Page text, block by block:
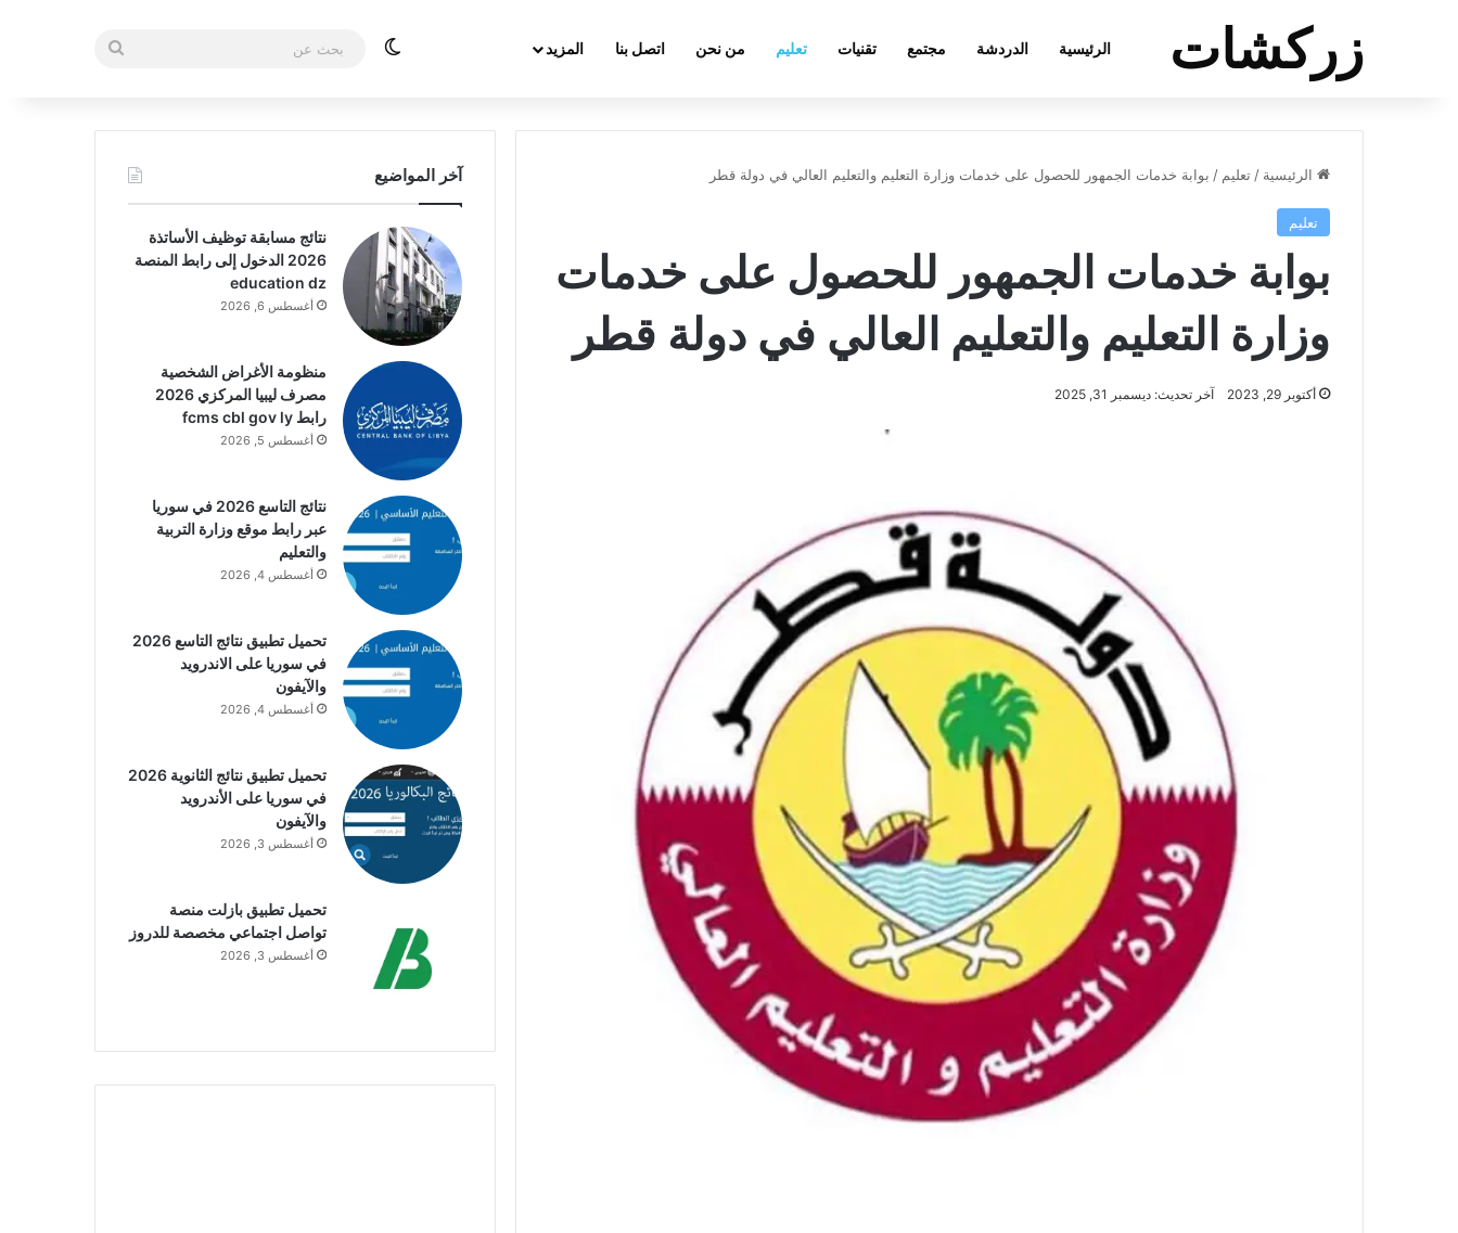
زركشات الرئيسية الدردشة مجتمع تقنيات تعليم من نحن اتصل بنا المزيد الوضع المظلم
بحث
الرئيسية / تعليم / بوابة خدمات الجمهور للحصول على خدمات وزارة التعليم والتعليم العالي في دولة قطر
تعليم
بوابة خدمات الجمهور للحصول على خدمات
وزارة التعليم والتعليم العالي في دولة قطر
أكتوبر 29, 2023 آخر تحديث: ديسمبر 31, 2025
آخر المواضيع
نتائج مسابقة توظيف الأساتذة
2026 الدخول إلى رابط المنصة
education dz
أغسطس 6, 2026
منظومة الأغراض الشخصية
مصرف ليبيا المركزي 2026
رابط fcms cbl gov ly
أغسطس 5, 2026
نتائج التاسع 2026 في سوريا
عبر رابط موقع وزارة التربية
والتعليم
أغسطس 4, 2026
تحميل تطبيق نتائج التاسع 2026
في سوريا على الاندرويد
والآيفون
أغسطس 4, 2026
تحميل تطبيق نتائج الثانوية 2026
في سوريا على الأندرويد
والآيفون
أغسطس 3, 2026
تحميل تطبيق بازلت منصة
تواصل اجتماعي مخصصة للدروز
أغسطس 3, 2026